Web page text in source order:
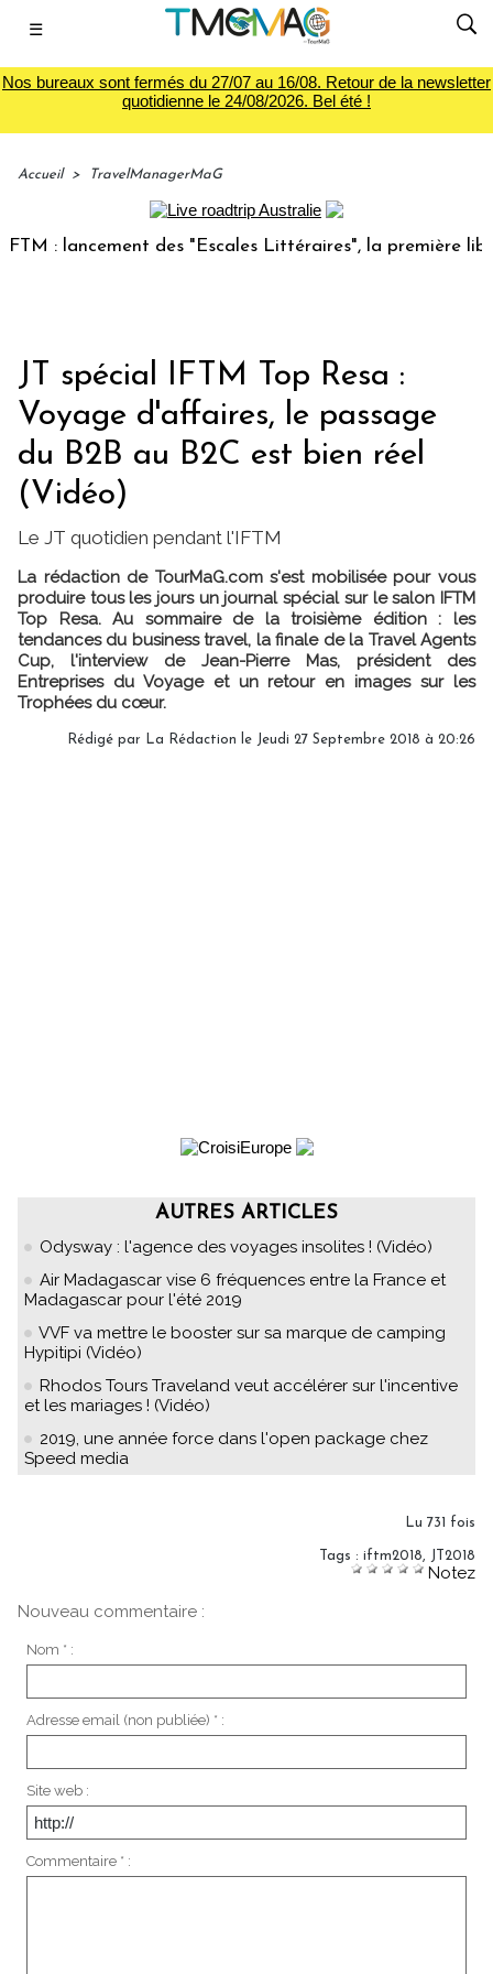
☰
Nos bureaux sont fermés du 27/07 au 16/08. Retour de la newsletter
quotidienne le 24/08/2026. Bel été !
Accueil > TravelManagerMaG
: lancement des "Escales Littéraires", la première
JT spécial IFTM Top Resa :
Voyage d'affaires, le passage
du B2B au B2C est bien réel
(Vidéo)
Le JT quotidien pendant l'IFTM
La rédaction de TourMaG.com s'est mobilisée pour vous
produire tous les jours un journal spécial sur le salon IFTM
Top Resa. Au sommaire de la troisième édition : les
tendances du business travel, la finale de la Travel Agents
Cup, l'interview de Jean-Pierre Mas, président des
Entreprises du Voyage et un retour en images sur les
Trophées du cœur.
Rédigé par La Rédaction le Jeudi 27 Septembre 2018 à 20:26
AUTRES ARTICLES
Odysway : l'agence des voyages insolites ! (Vidéo)
Air Madagascar vise 6 fréquences entre la France et
Madagascar pour l'été 2019
VVF va mettre le booster sur sa marque de camping
Hypitipi (Vidéo)
Rhodos Tours Traveland veut accélérer sur l'incentive
et les mariages ! (Vidéo)
2019, une année force dans l'open package chez
Speed media
Lu 731 fois
Tags : iftm2018 JT2018
Notez
Nouveau commentaire :
Nom * :
Adresse email (non publiée) * :
Site web :
Commentaire * :